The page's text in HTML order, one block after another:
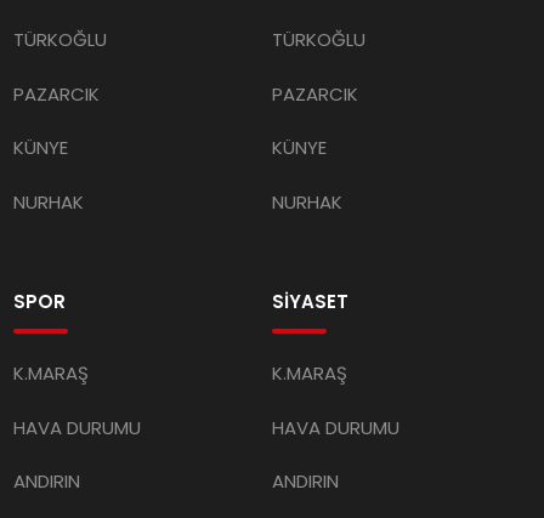
TÜRKOĞLU
PAZARCIK
KÜNYE
NURHAK
TÜRKOĞLU
PAZARCIK
KÜNYE
NURHAK
SPOR
K.MARAŞ
HAVA DURUMU
ANDIRIN
SİYASET
K.MARAŞ
HAVA DURUMU
ANDIRIN